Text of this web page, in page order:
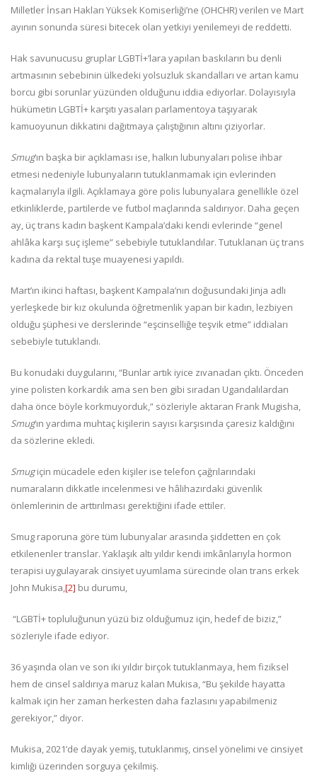
Milletler İnsan Hakları Yüksek Komiserliği’ne (OHCHR) verilen ve Mart
ayının sonunda süresi bitecek olan yetkiyi yenilemeyi de reddetti.
Hak savunucusu gruplar LGBTİ+’lara yapılan baskıların bu denli
artmasının sebebinin ülkedeki yolsuzluk skandalları ve artan kamu
borcu gibi sorunlar yüzünden olduğunu iddia ediyorlar. Dolayısıyla
hükümetin LGBTİ+ karşıtı yasaları parlamentoya taşıyarak
kamuoyunun dikkatini dağıtmaya çalıştığının altını çiziyorlar.
Smug’ın başka bir açıklaması ise, halkın lubunyaları polise ihbar
etmesi nedeniyle lubunyaların tutuklanmamak için evlerinden
kaçmalarıyla ilgili. Açıklamaya göre polis lubunyalara genellikle özel
etkinliklerde, partilerde ve futbol maçlarında saldırıyor. Daha geçen
ay, üç trans kadın başkent Kampala’daki kendi evlerinde “genel
ahlâka karşı suç işleme” sebebiyle tutuklandılar. Tutuklanan üç trans
kadına da rektal tuşe muayenesi yapıldı.
Mart’ın ikinci haftası, başkent Kampala’nın doğusundaki Jinja adlı
yerleşkede bir kız okulunda öğretmenlik yapan bir kadın, lezbiyen
olduğu şüphesi ve derslerinde “eşcinselliğe teşvik etme” iddiaları
sebebiyle tutuklandı.
Bu konudaki duygularını, “Bunlar artık iyice zıvanadan çıktı. Önceden
yine polisten korkardık ama sen ben gibi sıradan Ugandalılardan
daha önce böyle korkmuyorduk,” sözleriyle aktaran Frank Mugisha,
Smug’ın yardıma muhtaç kişilerin sayısı karşısında çaresiz kaldığını
da sözlerine ekledi.
Smugiçin mücadele eden kişiler ise telefon çağrılarındaki
numaraların dikkatle incelenmesi ve hâlihazırdaki güvenlik
önlemlerinin de arttırılması gerektiğini ifade ettiler.
Smug raporuna göre tüm lubunyalar arasında şiddetten en çok
etkilenenler translar. Yaklaşık altı yıldır kendi imkânlarıyla hormon
terapisi uygulayarak cinsiyet uyumlama sürecinde olan trans erkek
John Mukisa,[2] bu durumu,
“LGBTİ+ topluluğunun yüzü biz olduğumuz için, hedef de biziz,”
sözleriyle ifade ediyor.
36 yaşında olan ve son iki yıldır birçok tutuklanmaya, hem fiziksel
hem de cinsel saldırıya maruz kalan Mukisa, “Bu şekilde hayatta
kalmak için her zaman herkesten daha fazlasını yapabilmeniz
gerekiyor,” diyor.
Mukisa, 2021’de dayak yemiş, tutuklanmış, cinsel yönelimi ve cinsiyet
kimliği üzerinden sorguya çekilmiş.